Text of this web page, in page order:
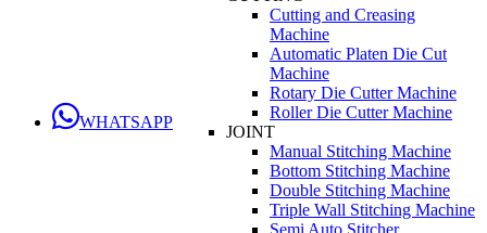
WHATSAPP
Cutting and Creasing
Machine
Automatic Platen Die Cut
Machine
Rotary Die Cutter Machine
Roller Die Cutter Machine
JOINT
Manual Stitching Machine
Bottom Stitching Machine
Double Stitching Machine
Triple Wall Stitching Machine
Semi Auto Stitcher